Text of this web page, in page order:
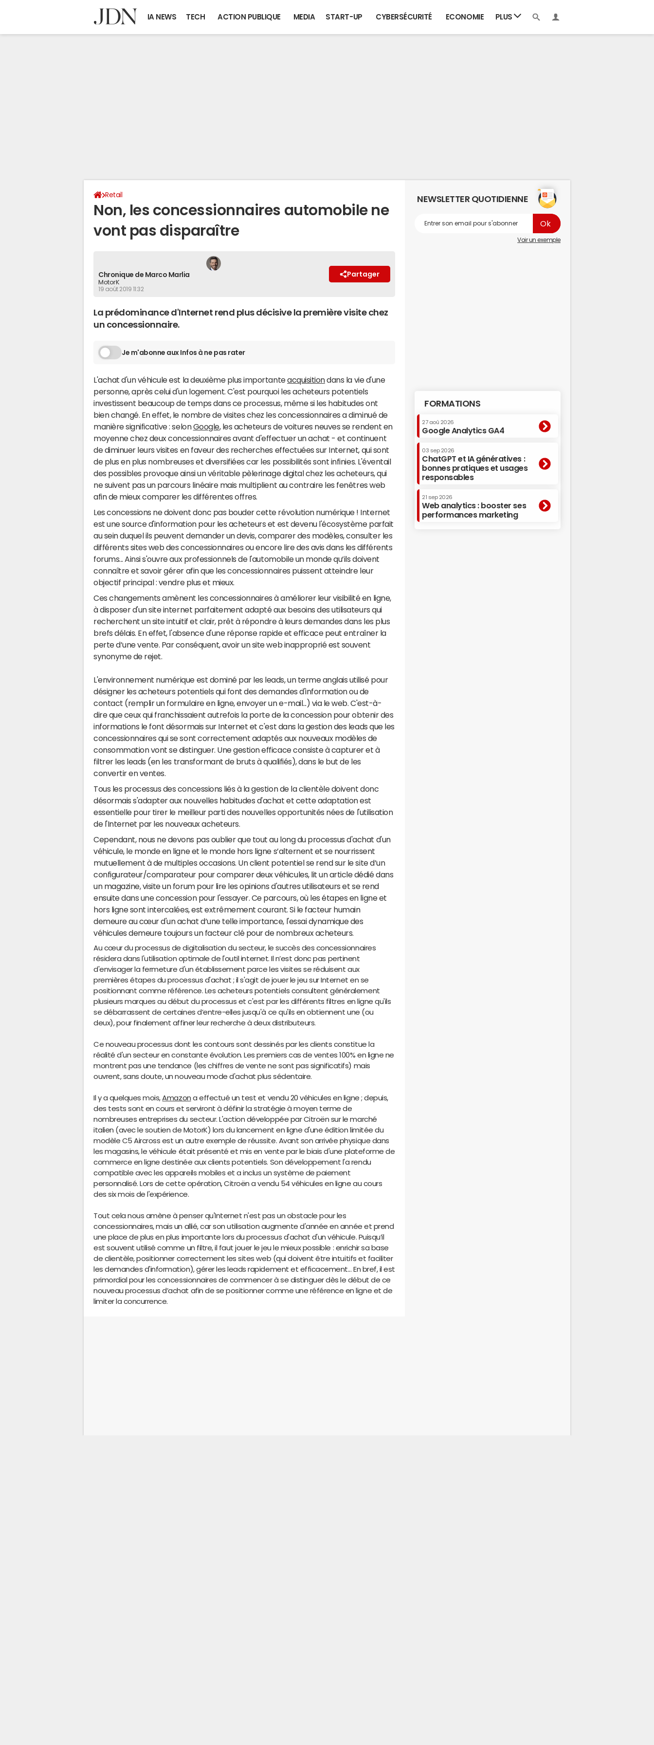
IA NEWS TECH ACTION PUBLIQUE MEDIA START-UP CYBERSÉCURITÉ ECONOMIE PLUS
Retail
Non, les concessionnaires automobile ne
vont pas disparaître
Chronique de Marco Marlia
MotorK
19 août 2019 11:32
Partager
La prédominance d'Internet rend plus décisive la première visite chez
un concessionnaire.
Je m'abonne aux Infos à ne pas rater
L'achat d'un véhicule est la deuxième plus importanteacquisitiondans la vie d'une
personne, après celui d'un logement. C'est pourquoi les acheteurs potentiels
investissent beaucoup de temps dans ce processus, même si les habitudes ont
bien changé. En effet, le nombre de visites chez les concessionnaires a diminué de
manière significative : selonGoogle, les acheteurs de voitures neuves se rendent en
moyenne chez deux concessionnaires avant d'effectuer un achat - et continuent
de diminuer leurs visites en faveur des recherches effectuées sur Internet, qui sont
de plus en plus nombreuses et diversifiées car les possibilités sont infinies. L'éventail
des possibles provoque ainsi un véritable pèlerinage digital chez les acheteurs, qui
ne suivent pas un parcours linéaire mais multiplient au contraire les fenêtres web
afin de mieux comparer les différentes offres.
Les concessions ne doivent donc pas bouder cette révolution numérique ! Internet
est une source d'information pour les acheteurs et est devenu l'écosystème parfait
au sein duquel ils peuvent demander un devis, comparer des modèles, consulter les
différents sites web des concessionnaires ou encore lire des avis dans les différents
forums... Ainsi s'ouvre aux professionnels de l'automobile un monde qu’ils doivent
connaître et savoir gérer afin que les concessionnaires puissent atteindre leur
objectif principal : vendre plus et mieux.
Ces changements amènent les concessionnaires à améliorer leur visibilité en ligne,
à disposer d'un site internet parfaitement adapté aux besoins des utilisateurs qui
recherchent un site intuitif et clair, prêt à répondre à leurs demandes dans les plus
brefs délais. En effet, l'absence d'une réponse rapide et efficace peut entraîner la
perte d’une vente. Par conséquent, avoir un site web inapproprié est souvent
synonyme de rejet.
L'environnement numérique est dominé par les leads, un terme anglais utilisé pour
désigner les acheteurs potentiels qui font des demandes d'information ou de
contact (remplir un formulaire en ligne, envoyer un e-mail...) via le web. C'est-à-
dire que ceux qui franchissaient autrefois la porte de la concession pour obtenir des
informations le font désormais sur Internet et c'est dans la gestion des leads que les
concessionnaires qui se sont correctement adaptés aux nouveaux modèles de
consommation vont se distinguer. Une gestion efficace consiste à capturer et à
filtrer les leads (en les transformant de bruts à qualifiés), dans le but de les
convertir en ventes.
Tous les processus des concessions liés à la gestion de la clientèle doivent donc
désormais s'adapter aux nouvelles habitudes d'achat et cette adaptation est
essentielle pour tirer le meilleur parti des nouvelles opportunités nées de l'utilisation
de l'Internet par les nouveaux acheteurs.
Cependant, nous ne devons pas oublier que tout au long du processus d'achat d'un
véhicule, le monde en ligne et le monde hors ligne s’alternent et se nourrissent
mutuellement à de multiples occasions. Un client potentiel se rend sur le site d’un
configurateur/comparateur pour comparer deux véhicules, lit un article dédié dans
un magazine, visite un forum pour lire les opinions d'autres utilisateurs et se rend
ensuite dans une concession pour l'essayer. Ce parcours, où les étapes en ligne et
hors ligne sont intercalées, est extrêmement courant. Si le facteur humain
demeure au cœur d'un achat d’une telle importance, l'essai dynamique des
véhicules demeure toujours un facteur clé pour de nombreux acheteurs.
Au cœur du processus de digitalisation du secteur, le succès des concessionnaires
résidera dans l'utilisation optimale de l'outil internet. Il n’est donc pas pertinent
d'envisager la fermeture d'un établissement parce les visites se réduisent aux
premières étapes du processus d'achat ; il s'agit de jouer le jeu sur Internet en se
positionnant comme référence. Les acheteurs potentiels consultent généralement
plusieurs marques au début du processus et c'est par les différents filtres en ligne qu'ils
se débarrassent de certaines d’entre-elles jusqu'à ce qu'ils en obtiennent une (ou
deux), pour finalement affiner leur recherche à deux distributeurs.
Ce nouveau processus dont les contours sont dessinés par les clients constitue la
réalité d'un secteur en constante évolution. Les premiers cas de ventes 100% en ligne ne
montrent pas une tendance (les chiffres de vente ne sont pas significatifs) mais
ouvrent, sans doute, un nouveau mode d'achat plus sédentaire.
Il y a quelques mois, Amazon a effectué un test et vendu 20 véhicules en ligne ; depuis,
des tests sont en cours et serviront à définir la stratégie à moyen terme de
nombreuses entreprises du secteur. L'action développée par Citroën sur le marché
italien (avec le soutien de MotorK) lors du lancement en ligne d'une édition limitée du
modèle C5 Aircross est un autre exemple de réussite. Avant son arrivée physique dans
les magasins, le véhicule était présenté et mis en vente par le biais d'une plateforme de
commerce en ligne destinée aux clients potentiels. Son développement l'a rendu
compatible avec les appareils mobiles et a inclus un système de paiement
personnalisé. Lors de cette opération, Citroën a vendu 54 véhicules en ligne au cours
des six mois de l'expérience.
Tout cela nous amène à penser qu'Internet n'est pas un obstacle pour les
concessionnaires, mais un allié, car son utilisation augmente d'année en année et prend
une place de plus en plus importante lors du processus d'achat d'un véhicule. Puisqu’il
est souvent utilisé comme un filtre, il faut jouer le jeu le mieux possible : enrichir sa base
de clientèle, positionner correctement les sites web (qui doivent être intuitifs et faciliter
les demandes d'information), gérer les leads rapidement et efficacement... En bref, il est
primordial pour les concessionnaires de commencer à se distinguer dès le début de ce
nouveau processus d’achat afin de se positionner comme une référence en ligne et de
limiter la concurrence.
NEWSLETTER QUOTIDIENNE
Voir un exemple
FORMATIONS
27 aoû 2026
Google Analytics GA4
03 sep 2026
ChatGPT et IA génératives :
bonnes pratiques et usages
responsables
21 sep 2026
Web analytics : booster ses
performances marketing